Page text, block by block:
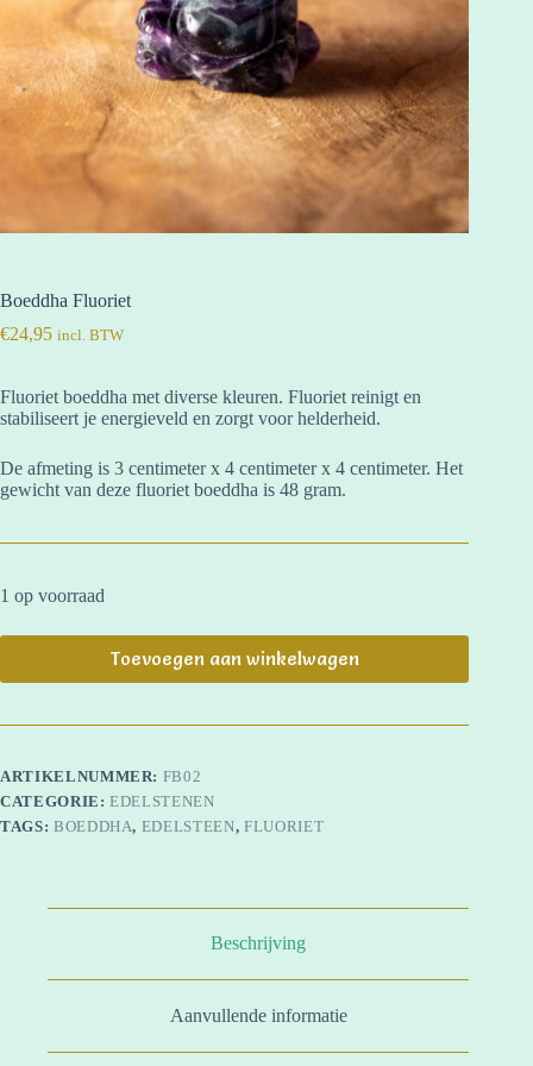
Boeddha Fluoriet
€24,95 incl. BTW
Fluoriet boeddha met diverse kleuren. Fluoriet reinigt en
stabiliseert je energieveld en zorgt voor helderheid.
De afmeting is 3 centimeter x 4 centimeter x 4 centimeter. Het
gewicht van deze fluoriet boeddha is 48 gram.
1 op voorraad
Toevoegen aan winkelwagen
ARTIKELNUMMER: FB02
CATEGORIE:EDELSTENEN
TAGS: BOEDDHA, EDELSTEEN, FLUORIET
Beschrijving
Aanvullende informatie